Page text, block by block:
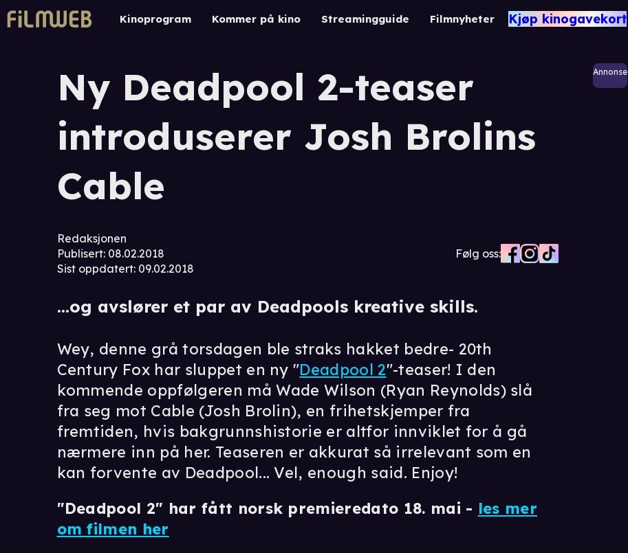
Kinoprogram Kommer på kino Streamingguide Filmnyheter Kjøp kinogavekort
Ny Deadpool 2-teaser
introduserer Josh Brolins
Cable
Redaksjonen
Publisert: 08.02.2018
Sist oppdatert: 09.02.2018
Følg oss:
...og avslører et par av Deadpools kreative skills.
Annonse
Wey, denne grå torsdagen ble straks hakket bedre- 20th
Century Fox har sluppet en ny "Deadpool 2"-teaser! I den
kommende oppfølgeren må Wade Wilson (Ryan Reynolds) slå
fra seg mot Cable (Josh Brolin), en frihetskjemper fra
fremtiden, hvis bakgrunnshistorie er altfor innviklet for å gå
nærmere inn på her. Teaseren er akkurat så irrelevant som en
kan forvente av Deadpool... Vel, enough said. Enjoy!
"Deadpool 2" har fått norsk premieredato 18. mai - les mer
om filmen her